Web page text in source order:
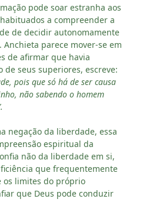
pode soar estranha aos
a compreender a
de decidir autonomamente
parece mover-se em
de afirmar que havia
de seus superiores, escreve:
pois que só há de ser causa
não sabendo o homem
negação da liberdade, essa
espiritual da
não da liberdade em si,
que frequentemente
os limites do próprio
que Deus pode conduzir